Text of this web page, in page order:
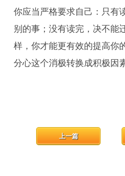
你应当严格要求自己：只有
别的事；没有读完，决不能
样，你才能更有效的提高你
分心这个消极转换成积极因
上一篇